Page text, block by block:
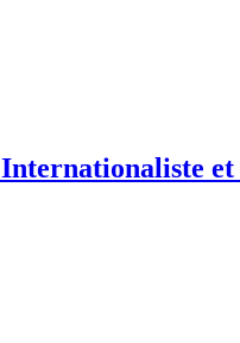
Internationaliste et